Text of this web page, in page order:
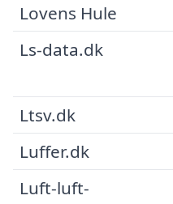
Lovens Hule
Ls-data.dk
Ltsv.dk
Luffer.dk
Luft-luft-